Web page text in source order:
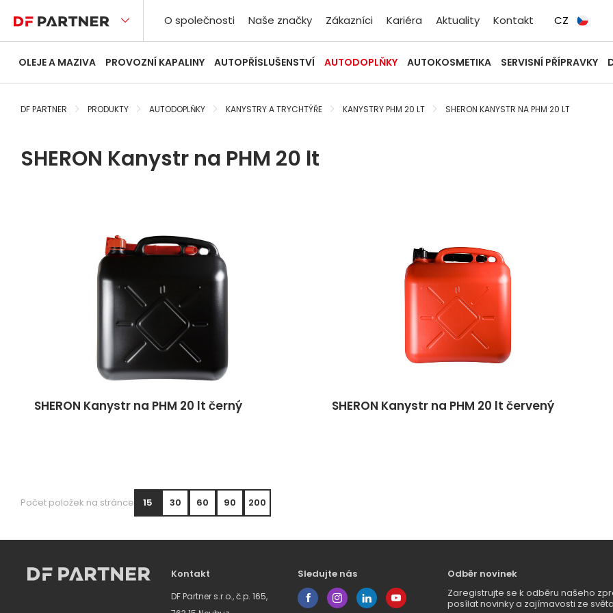
O společnosti Naše značky Zákazníci Kariéra Aktuality Kontakt CZ
OLEJE A MAZIVA PROVOZNÍ KAPALINY AUTOPŘÍSLUŠENSTVÍ AUTODOPLŇKY AUTOKOSMETIKA SERVISNÍ PŘÍPRAVKY
DF PARTNER PRODUKTY AUTODOPLŇKY KANYSTRY A TRYCHTÝŘE KANYSTRY PHM 20 LT SHERON KANYSTR NA PHM 20 LT
SHERON Kanystr na PHM 20 lt
SHERON Kanystr na PHM 20 lt černý SHERON Kanystr na PHM 20 lt červený
Počet položek na stránce 15 30 60 90 200
Kontakt
DF Partner s.r.o., č.p. 165,
Sledujte nás
Odběr novinek
Zaregistrujte se k odběru našeho
posílat novinky a zajímavosti ze světa